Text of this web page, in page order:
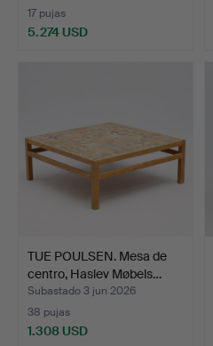
17 pujas
5.274 USD
TUE POULSEN. Mesa de
centro, Haslev Møbels…
Subastado 3 jun 2026
38 pujas
1.308 USD